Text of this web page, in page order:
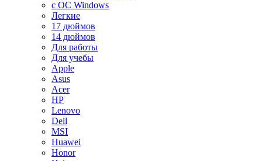
с ОС Windows
Легкие
17 дюймов
14 дюймов
Для работы
Для учебы
Apple
Asus
Acer
HP
Lenovo
Dell
MSI
Huawei
Honor